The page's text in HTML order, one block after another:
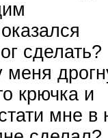
сделать?
меня
крючка и
мне в